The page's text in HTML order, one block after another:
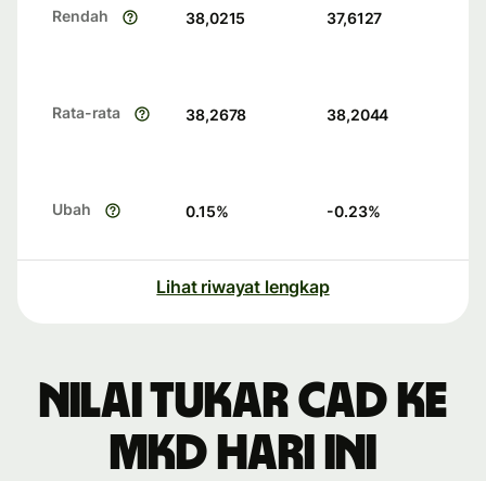
Rendah 38,0215 37,6127
Rata-rata 38,2678 38,2044
Ubah 0.15% -0.23%
Lihat riwayat lengkap
Nilai tukar CAD ke
MKD hari ini